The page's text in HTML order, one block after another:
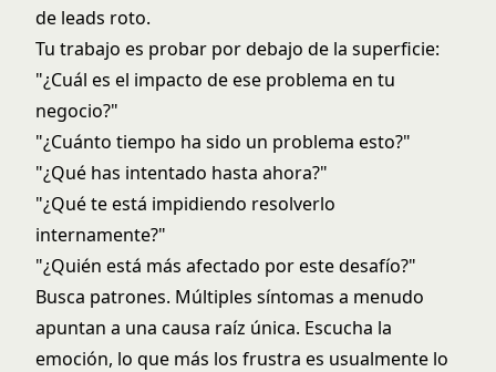
de leads roto.
Tu trabajo es probar por debajo de la superficie:
"¿Cuál es el impacto de ese problema en tu
negocio?"
"¿Cuánto tiempo ha sido un problema esto?"
"¿Qué has intentado hasta ahora?"
"¿Qué te está impidiendo resolverlo
internamente?"
"¿Quién está más afectado por este desafío?"
Busca patrones. Múltiples síntomas a menudo
apuntan a una causa raíz única. Escucha la
emoción, lo que más los frustra es usualmente lo